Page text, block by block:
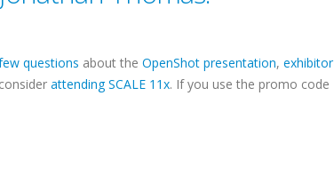
questions about the OpenShot presentation, exhibitor
attending SCALE 11x. If you use the promo code